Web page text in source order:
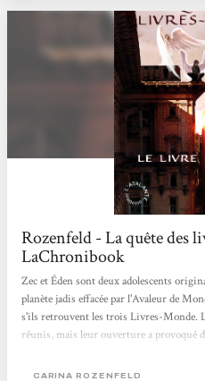
Rozenfeld - La quête des
LaChronibook
Zec et Éden sont deux adolescents
planète jadis effacée par l'Avaleur de
s'ils retrouvent les trois Livres-Monde.
réunis, mais leur ouverture a provoqué
Monde s'arrête net, car il est le seul à
CARINA ROZENFELD